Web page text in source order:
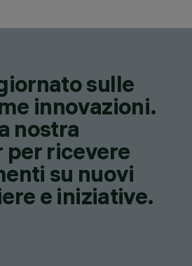
sulle
innovazioni.
nostra
per ricevere
su nuovi
e iniziative.